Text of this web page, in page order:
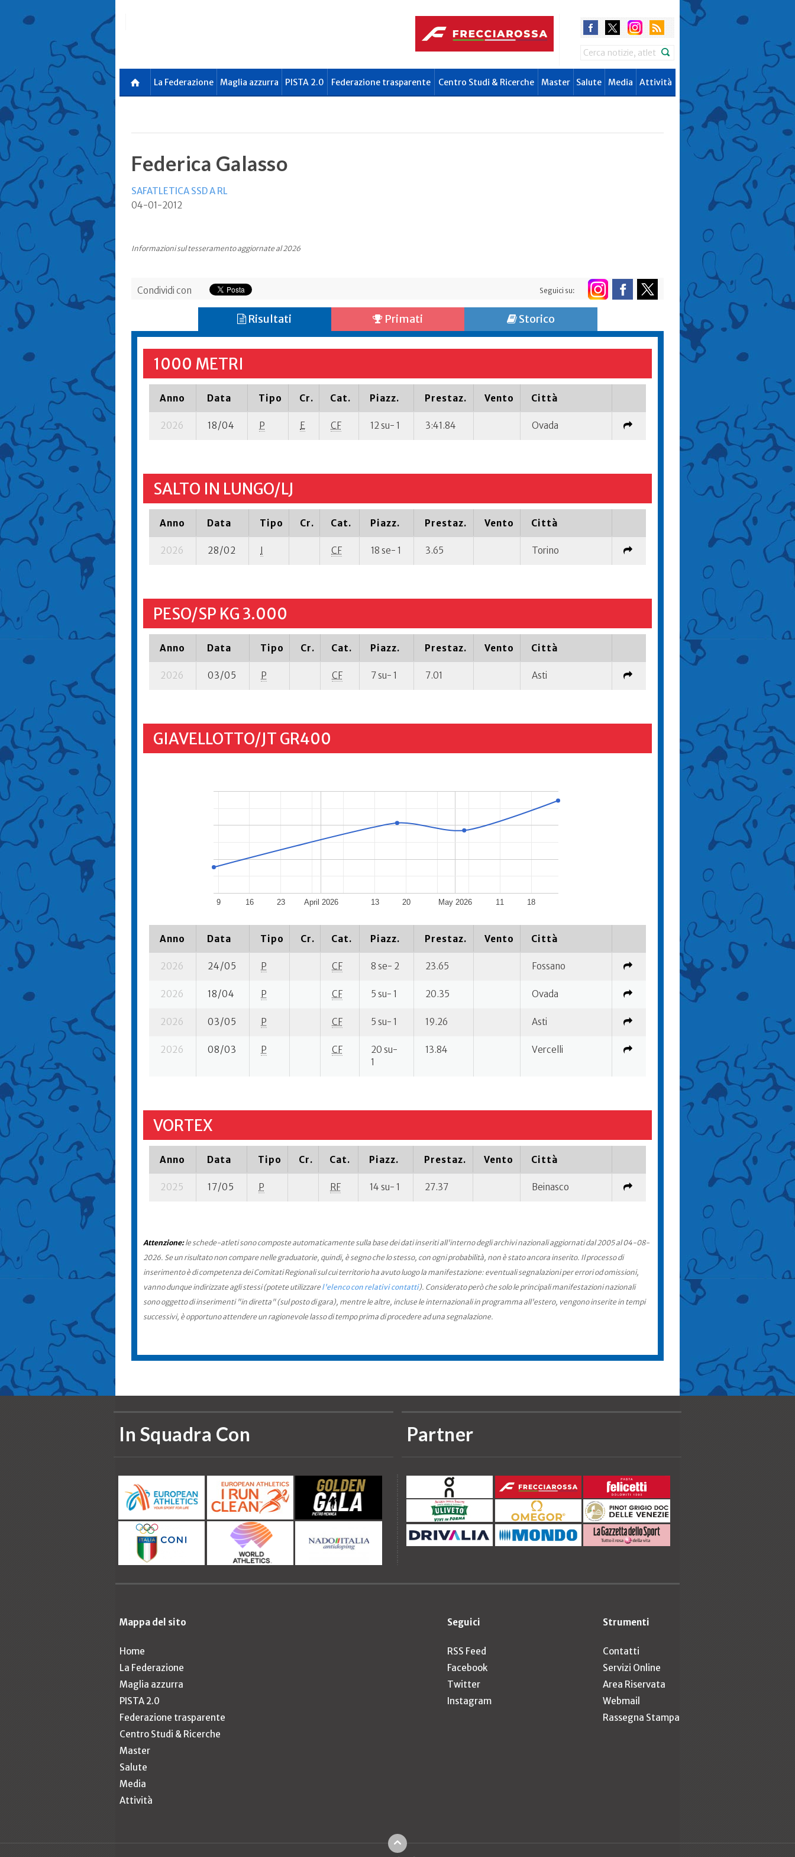
Search
La Federazione Maglia azzurra PISTA 2.0 Federazione trasparente Centro Studi & Ricerche Master Salute Media Attività
Federica Galasso
SAFATLETICA SSD A RL
04-01-2012
Informazioni sul tesseramento aggiornate al 2026
Condividi con Seguici su:
Risultati Primati Storico
1000 METRI
Anno Data Tipo Cr. Cat. Piazz. Prestaz. Vento Città
2026 18/04 P E CF 12 su- 1 3:41.84 Ovada
SALTO IN LUNGO/LJ
Anno Data Tipo Cr. Cat. Piazz. Prestaz. Vento Città
2026 28/02 I CF 18 se- 1 3.65 Torino
PESO/SP KG 3.000
Anno Data Tipo Cr. Cat. Piazz. Prestaz. Vento Città
2026 03/05 P CF 7 su- 1 7.01 Asti
GIAVELLOTTO/JT GR400
April 2026 May 2026
9 16 23 13 20 11 18
Anno Data Tipo Cr. Cat. Piazz. Prestaz. Vento Città
2026 24/05 P CF 8 se- 2 23.65 Fossano
2026 18/04 P CF 5 su- 1 20.35 Ovada
2026 03/05 P CF 5 su- 1 19.26 Asti
2026 08/03 P CF
20 su-
1
13.84 Vercelli
VORTEX
Anno Data Tipo Cr. Cat. Piazz. Prestaz. Vento Città
2025 17/05 P RF 14 su- 1 27.37 Beinasco
Attenzione:le schede-atleti sono composte automaticamente sulla base dei dati inseriti all'interno degli archivi nazionali aggiornati dal 2005 al 04-08-
2026. Se un risultato non compare nelle graduatorie, quindi, è segno che lo stesso, con ogni probabilità, non è stato ancora inserito. Il processo di
inserimento è di competenza dei Comitati Regionali sul cui territorio ha avuto luogo la manifestazione: eventuali segnalazioni per errori od omissioni,
vanno dunque indirizzate agli stessi (potete utilizzare l'elenco con relativi contatti). Considerato però che solo le principali manifestazioni nazionali
sono oggetto di inserimenti "in diretta" (sul posto di gara), mentre le altre, incluse le internazionali in programma all'estero, vengono inserite in tempi
successivi, è opportuno attendere un ragionevole lasso di tempo prima di procedere ad una segnalazione.
In Squadra Con Partner
Mappa del sito
Home
La Federazione
Maglia azzurra
PISTA 2.0
Federazione trasparente
Centro Studi & Ricerche
Master
Salute
Media
Attività
Seguici
RSS Feed
Facebook
Twitter
Instagram
Strumenti
Contatti
Servizi Online
Area Riservata
Webmail
Rassegna Stampa